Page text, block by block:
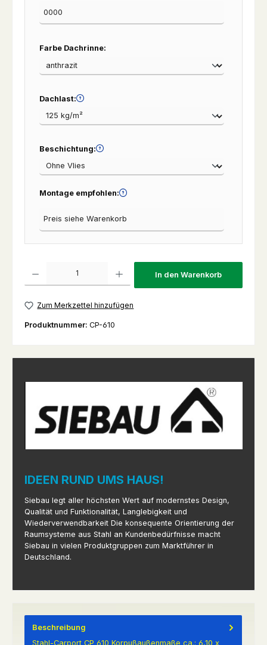
Farbe Dachrinne:
Dachlast:
Beschichtung:
Montage empfohlen:
In den Warenkorb
Zum Merkzettel hinzufügen
Produktnummer: CP-610
IDEEN RUND UMS HAUS!
Siebau legt aller höchsten Wert auf modernstes Design,
Qualität und Funktionalität, Langlebigkeit und
Wiederverwendbarkeit Die konsequente Orientierung der
Raumsysteme aus Stahl an Kundenbedürfnisse macht
Siebau in vielen Produktgruppen zum Marktführer in
Deutschland.
Beschreibung
Stahl-Carport CP 610 Korpußaußenmaße ca.: 6,10 x